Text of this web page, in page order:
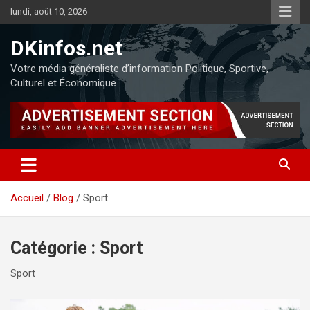
lundi, août 10, 2026
DKinfos.net
Votre média généraliste d’information Politique, Sportive,
Culturel et Économique
Accueil Blog Sport
Catégorie : Sport
Sport